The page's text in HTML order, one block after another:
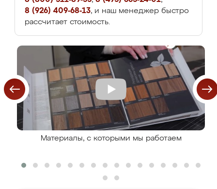
8 (926) 409-68-13, и наш менеджер быстро
рассчитает стоимость.
Материалы, с которыми мы работаем